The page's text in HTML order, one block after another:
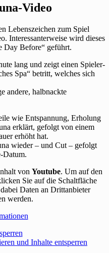
Video
Lebenszeichen zum Spiel
Interessanterweise wird dieses
Day Before“ geführt.
lang und zeigt einen Spieler-
Spa“ betritt, welches sich
andere, halbnackte
wie Entspannung, Erholung
erklärt, gefolgt von einem
erhöht hat.
wieder – und Cut – gefolgt
Datum.
von Youtube. Um auf den
Sie auf die Schaltfläche
Daten an Drittanbieter
werden.
und Inhalte entsperren